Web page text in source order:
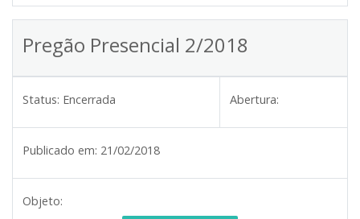
Pregão Presencial 2/2018
Status: Encerrada Abertura:
Publicado em: 21/02/2018
Objeto: